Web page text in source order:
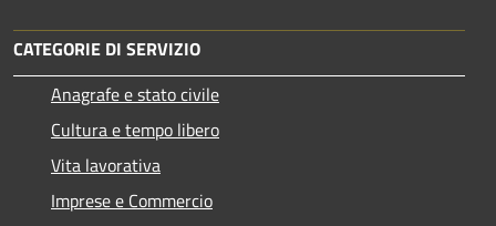
CATEGORIE DI SERVIZIO
Anagrafe e stato civile
Cultura e tempo libero
Vita lavorativa
Imprese e Commercio